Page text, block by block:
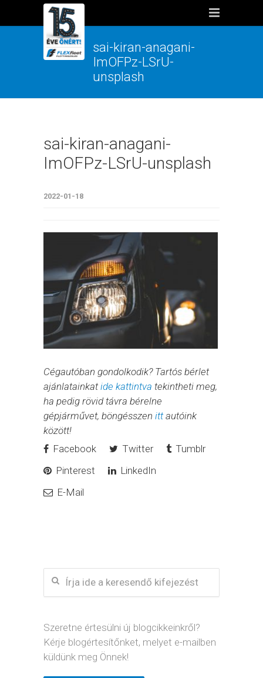
sai-kiran-anagani-
ImOFPz-LSrU-
unsplash
sai-kiran-anagani-
ImOFPz-LSrU-unsplash
2022-01-18
Cégautóban gondolkodik? Tartós bérlet
ajánlatainkatide kattintva tekintheti meg,
ha pedig rövid távra bérelne
gépjárművet, böngésszen ittautóink
között!
Facebook
Twitter
Tumblr
Pinterest
LinkedIn
E-Mail
Szeretne értesülni új blogcikkeinkről?
Kérje blogértesítőnket, melyet e-mailben
küldünk meg Önnek!